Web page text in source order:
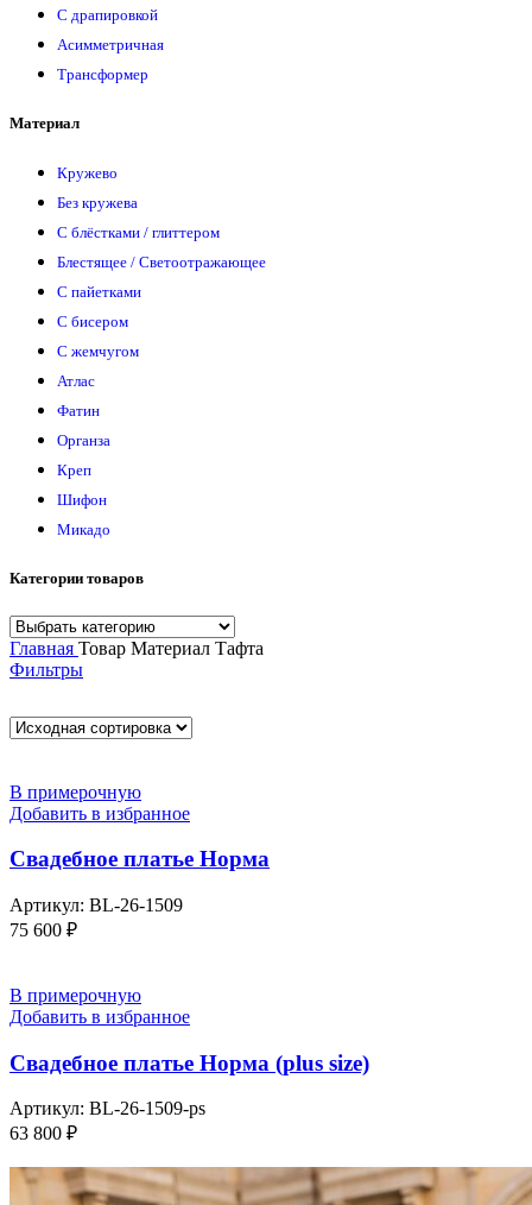
С драпировкой
Асимметричная
Трансформер
Материал
Кружево
Без кружева
С блёстками / глиттером
Блестящее / Светоотражающее
С пайетками
С бисером
С жемчугом
Атлас
Фатин
Органза
Креп
Шифон
Микадо
Категории товаров
Главная Товар Материал Тафта
Фильтры
В примерочную
Добавить в избранное
Свадебное платье Норма
Артикул: BL-26-1509
75 600 ₽
В примерочную
Добавить в избранное
Свадебное платье Норма (plus size)
Артикул: BL-26-1509-ps
63 800 ₽